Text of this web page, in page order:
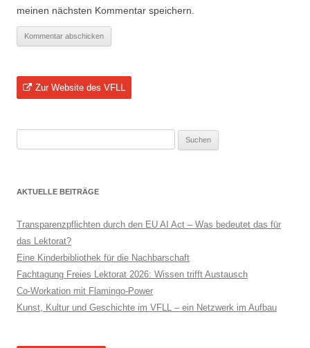
meinen nächsten Kommentar speichern.
Zur Website des VFLL
AKTUELLE BEITRÄGE
Transparenzpflichten durch den EU AI Act – Was bedeutet das für
das Lektorat?
Eine Kinderbibliothek für die Nachbarschaft
Fachtagung Freies Lektorat 2026: Wissen trifft Austausch
Co-Workation mit Flamingo-Power
Kunst, Kultur und Geschichte im VFLL – ein Netzwerk im Aufbau